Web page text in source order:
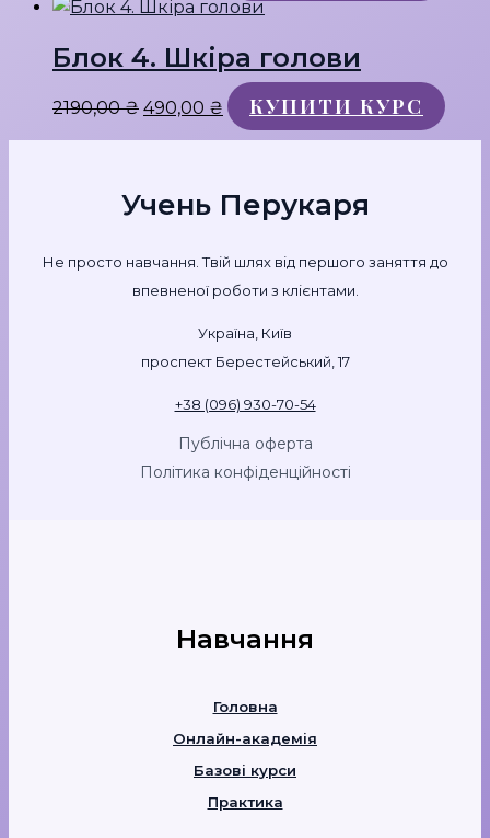
ціна:
ціна:
Блок 4. Шкіра голови
2190,00₴ Оригінальна
ціна:
490,00 ₴ Поточна
ціна:
КУПИТИ КУРС
Учень Перукаря
Не просто навчання. Твій шлях від першого заняття до
впевненої роботи з клієнтами.
Україна, Київ
проспект Берестейський, 17
+38 (096) 930-70-54
Публічна оферта
Політика конфіденційності
Навчання
Головна
Онлайн-академія
Базові курси
Практика